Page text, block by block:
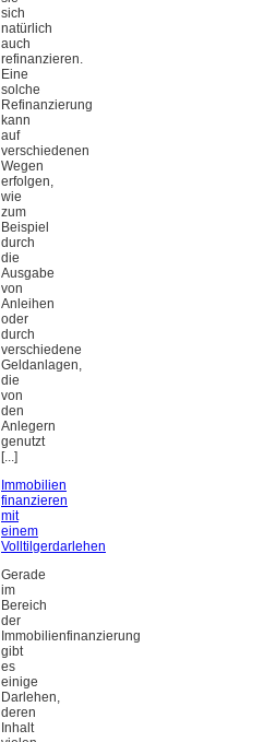
sich
natürlich
auch
refinanzieren.
Eine
solche
Refinanzierung
kann
auf
verschiedenen
Wegen
erfolgen,
wie
zum
Beispiel
durch
die
Ausgabe
von
Anleihen
oder
durch
verschiedene
Geldanlagen,
die
von
den
Anlegern
genutzt
[...]
Immobilien
finanzieren
mit
einem
Volltilgerdarlehen
Gerade
im
Bereich
der
Immobilienfinanzierung
gibt
es
einige
Darlehen,
deren
Inhalt